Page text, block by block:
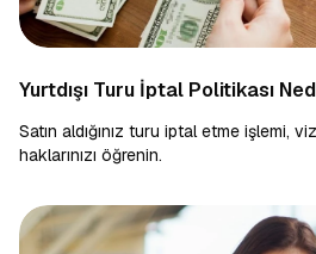
Yurtdışı Turu İptal Politikası
Satın aldığınız turu iptal etme işlemi,
haklarınızı öğrenin.